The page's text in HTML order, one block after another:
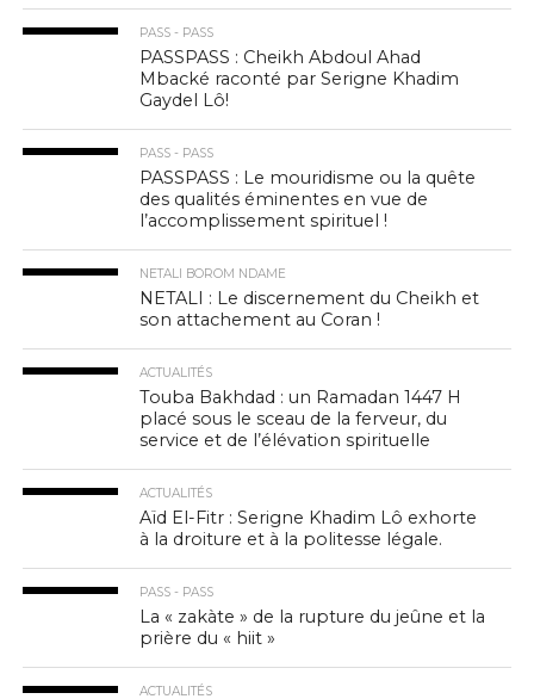
PASS - PASS
PASSPASS : Cheikh Abdoul Ahad
Mbacké raconté par Serigne Khadim
Gaydel Lô!
PASS - PASS
PASSPASS : Le mouridisme ou la quête
des qualités éminentes en vue de
l’accomplissement spirituel !
NETALI BOROM NDAME
NETALI : Le discernement du Cheikh et
son attachement au Coran !
ACTUALITÉS
Touba Bakhdad : un Ramadan 1447 H
placé sous le sceau de la ferveur, du
service et de l’élévation spirituelle
ACTUALITÉS
Aïd El-Fitr : Serigne Khadim Lô exhorte
à la droiture et à la politesse légale.
PASS - PASS
La « zakàte » de la rupture du jeûne et la
prière du « hiit »
ACTUALITÉS